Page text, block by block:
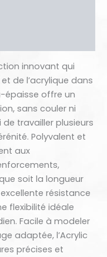
innovant qui
de l’acrylique dans
épaisse offre un
sans couler ni
travailler plusieurs
Polyvalent et
aux
soit la longueur
résistance
flexibilité idéale
Facile à modeler
adaptée, l’Acrylic
précises et